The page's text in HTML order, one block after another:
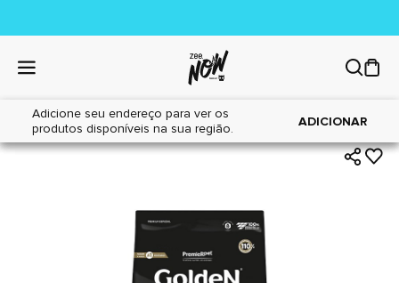
Adicione seu endereço para ver os
produtos disponíveis na sua região.
ADICIONAR
Home|Gatos|Alimentos